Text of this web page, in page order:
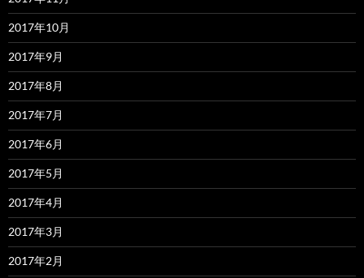
2017年10月
2017年9月
2017年8月
2017年7月
2017年6月
2017年5月
2017年4月
2017年3月
2017年2月